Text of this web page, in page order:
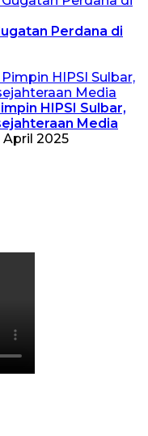
Perdana di
HIPSI Sulbar,
Media
April 2025